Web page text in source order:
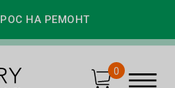
НА РЕМОНТ
0